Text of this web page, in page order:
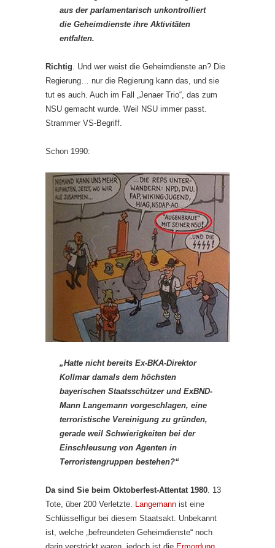
aus der parlamentarisch unkontrolliert
die Geheimdienste ihre Aktivitäten
entfalten.
Richtig. Und wer weist die Geheimdienste an? Die
Regierung… nur die Regierung kann das, und sie
tut es auch. Auch im Fall „Jenaer Trio“, das zum
NSU gemacht wurde. Weil NSU immer passt.
Strammer VS-Begriff.
Schon 1990:
„Hatte nicht bereits Ex-BKA-Direktor
Kollmar damals dem höchsten
bayerischen Staatsschützer und ExBND-
Mann Langemann vorgeschlagen, eine
terroristische Vereinigung zu gründen,
gerade weil Schwierigkeiten bei der
Einschleusung von Agenten in
Terroristengruppen bestehen?“
Da sind Sie beim Oktoberfest-Attentat 1980. 13
Tote, über 200 Verletzte. Langemann ist eine
Schlüsselfigur bei diesem Staatsakt. Unbekannt
ist, welche „befreundeten Geheimdienste“ noch